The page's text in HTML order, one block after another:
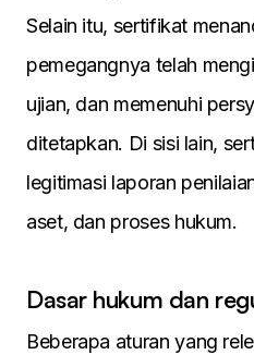
Selain itu, sertifikat
pemegangnya telah
ujian, dan memenuhi
ditetapkan. Di sisi lain,
legitimasi laporan
aset, dan proses hukum.
Dasar hukum dan
Beberapa aturan yang